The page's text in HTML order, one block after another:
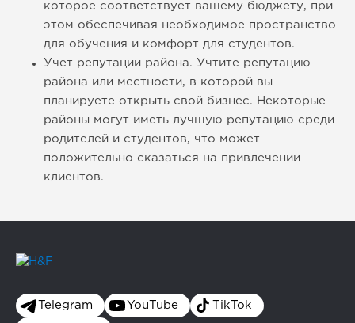
которое соответствует вашему бюджету, при
этом обеспечивая необходимое пространство
для обучения и комфорт для студентов.
Учет репутации района. Учтите репутацию
района или местности, в которой вы
планируете открыть свой бизнес. Некоторые
районы могут иметь лучшую репутацию среди
родителей и студентов, что может
положительно сказаться на привлечении
клиентов.
Telegram YouTube TikTok